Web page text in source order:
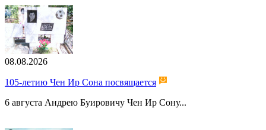
08.08.2026
105-летию Чен Ир Сона посвящается
6 августа Андрею Буировичу Чен Ир Сону...